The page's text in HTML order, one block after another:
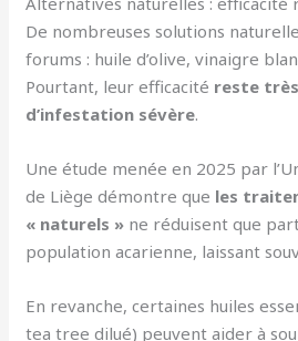
De nombreuses solutions
forums : huile d’olive, vinaigre
Pourtant, leur efficacité reste
d’infestation sévère.
Une étude menée en 2025 par
de Liège démontre que les
« naturels » ne réduisent que
population acarienne, laissant
En revanche, certaines huiles
tea tree dilué) peuvent aider à